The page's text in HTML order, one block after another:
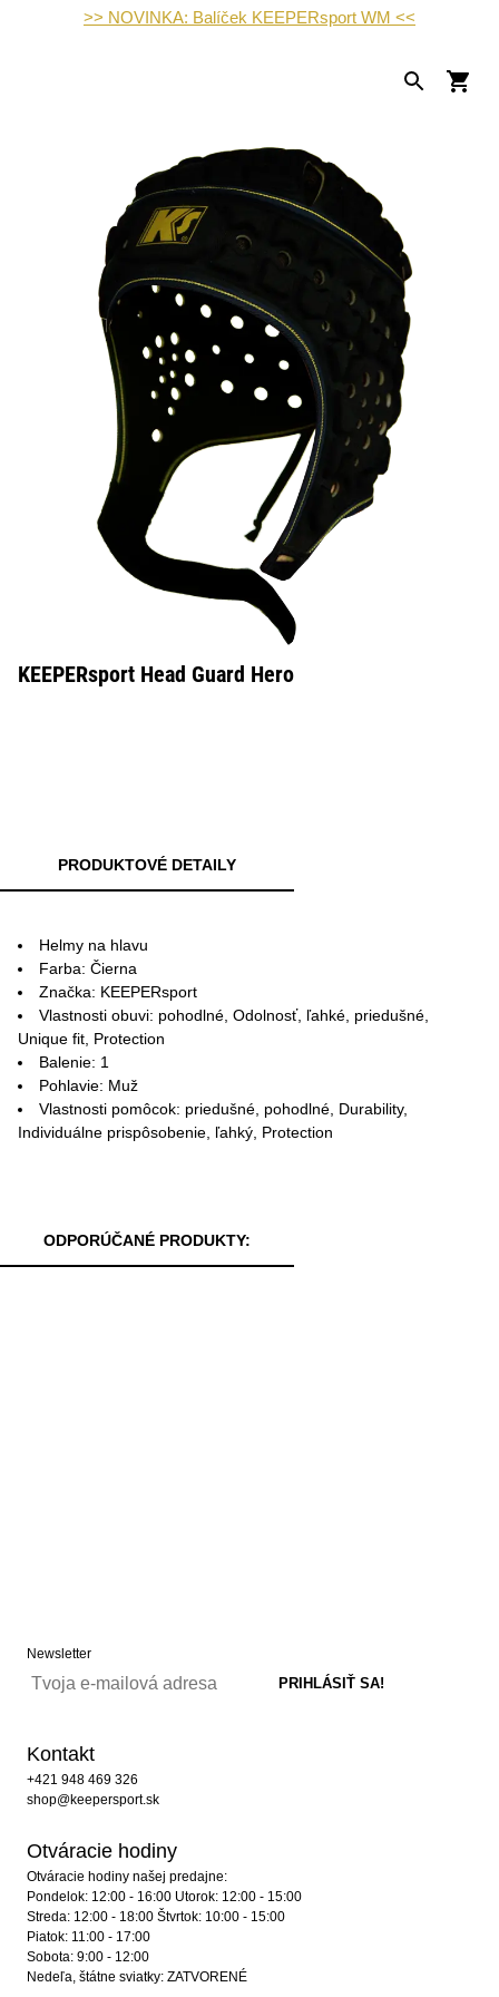
>> NOVINKA: Balíček KEEPERsport WM <<
KEEPERsport Head Guard Hero
PRODUKTOVÉ DETAILY
Helmy na hlavu
Farba: Čierna
Značka: KEEPERsport
Vlastnosti obuvi: pohodlné, Odolnosť, ľahké, priedušné,
Unique fit, Protection
Balenie: 1
Pohlavie: Muž
Vlastnosti pomôcok: priedušné, pohodlné, Durability,
Individuálne prispôsobenie, ľahký, Protection
ODPORÚČANÉ PRODUKTY:
Newsletter
Kontakt
+421 948 469 326
shop@keepersport.sk
Otváracie hodiny
Otváracie hodiny našej predajne:
Pondelok: 12:00 - 16:00 Utorok: 12:00 - 15:00
Streda: 12:00 - 18:00 Štvrtok: 10:00 - 15:00
Piatok: 11:00 - 17:00
Sobota: 9:00 - 12:00
Nedeľa, štátne sviatky: ZATVORENÉ